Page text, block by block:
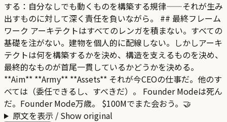
する：自分なしでも動くものを構築する規律——それが生み
出すものに対して深く責任を負いながら。 ## 最終フレーム
ワーク アーキテクトはすべてのレンガを積まない。すべての
基礎を注がない。建物を個人的に配線しない。しかしアーキ
テクトは何を構築するかを決め、構造を支えるものを決め、
最終的なものが首尾一貫しているかどうかを決める。
**Aim** **Army** **Assets** それが今CEOの仕事だ。他のす
べては（委任できるし、すべきだ）。 Founder Modeは死ん
だ。Founder Mode万歳。 $100Mでまた会おう。🤝
原文を表示 / Show original